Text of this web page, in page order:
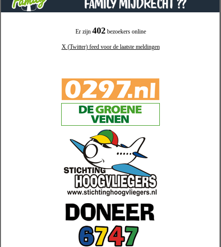
Er zijn 402bezoekers online
X (Twitter) feed voor de laatste meldingen